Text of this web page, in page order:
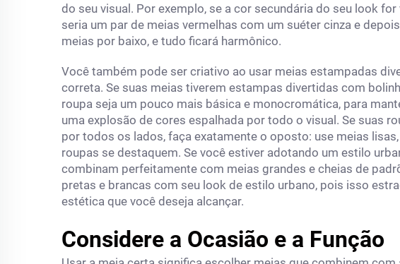
do seu visual. Por exemplo, se a cor secundária do seu look
seria um par de meias vermelhas com um suéter cinza e
meias por baixo, e tudo ficará harmônico.
Você também pode ser criativo ao usar meias estampadas
correta. Se suas meias tiverem estampas divertidas com
roupa seja um pouco mais básica e monocromática, para
uma explosão de cores espalhada por todo o visual. Se suas
por todos os lados, faça exatamente o oposto: use meias
roupas se destaquem. Se você estiver adotando um estilo
combinam perfeitamente com meias grandes e cheias de
pretas e brancas com seu look de estilo urbano, pois isso
estética que você deseja alcançar.
Considere a Ocasião e a Função